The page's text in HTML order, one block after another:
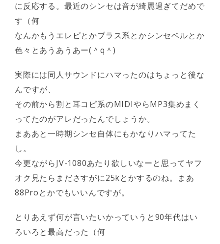
に反応する。最近のシンセは音が綺麗過ぎてだめで
す（何
なんかもうエレピとかブラス系とかシンセベルとか
色々とあうあうあー(＾q＾)
実際には同人サウンドにハマったのはちょっと後な
んですが、
その前から割と耳コピ系のMIDIやらMP3集めまく
ってたのがアレだったんでしょうか。
まああと一時期シンセ自体にもかなりハマってた
し。
今更ながらJV-1080あたり欲しいなーと思ってヤフ
オク見たらまださすがに25kとかするのね。まあ
88Proとかでもいいんですが。
とりあえず何が言いたいかっていうと90年代はい
ろいろと最高だった（何